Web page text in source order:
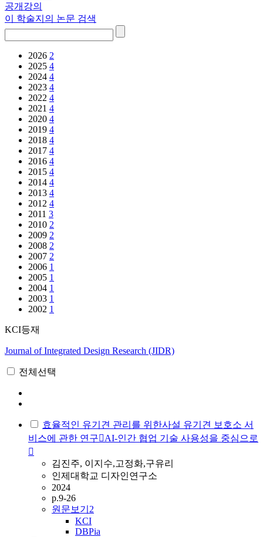
공개강의
이 학술지의 논문 검색
2026 2
2025 4
2024 4
2023 4
2022 4
2021 4
2020 4
2019 4
2018 4
2017 4
2016 4
2015 4
2014 4
2013 4
2012 4
2011 3
2010 2
2009 2
2008 2
2007 2
2006 1
2005 1
2004 1
2003 1
2002 1
KCI등재
Journal of Integrated Design Research (JIDR)
전체선택
효율적인 유기견 관리를 위한사설 유기견 보호소 서
비스에 관한 연구󰠂AI-인간 협업 기술 사용성을 중심으로
󰠂
김진주, 이지수,고정화,구유리
인제대학교 디자인연구소
2024
p.9-26
원문보기 2
KCI
DBPia